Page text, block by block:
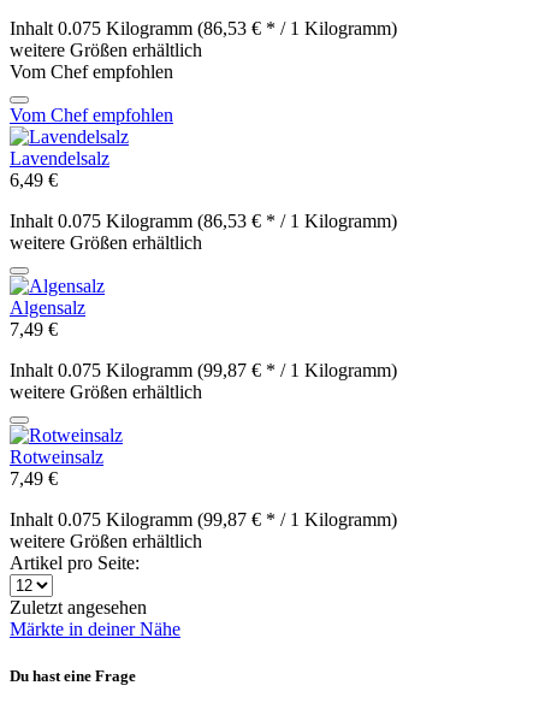
Inhalt 0.075 Kilogramm (86,53 € * / 1 Kilogramm)
weitere Größen erhältlich
Vom Chef empfohlen
Vom Chef empfohlen
Lavendelsalz
6,49 €
Inhalt 0.075 Kilogramm (86,53 € * / 1 Kilogramm)
weitere Größen erhältlich
Algensalz
7,49 €
Inhalt 0.075 Kilogramm (99,87 € * / 1 Kilogramm)
weitere Größen erhältlich
Rotweinsalz
7,49 €
Inhalt 0.075 Kilogramm (99,87 € * / 1 Kilogramm)
weitere Größen erhältlich
Artikel pro Seite:
Zuletzt angesehen
Märkte in deiner Nähe
Du hast eine Frage